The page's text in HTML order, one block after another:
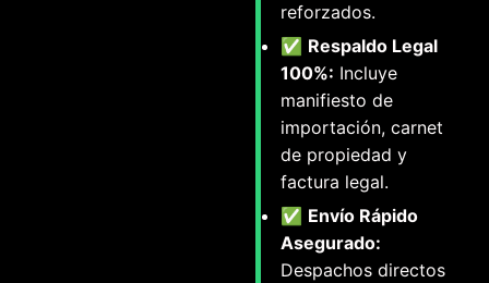
reforzados.
✅ Respaldo Legal
100%: Incluye
manifiesto de
importación, carnet
de propiedad y
factura legal.
✅ Envío Rápido
Asegurado:
Despachos directos